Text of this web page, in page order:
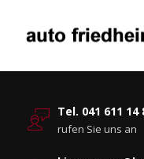
Tel. 041 611 14
rufen Sie uns an